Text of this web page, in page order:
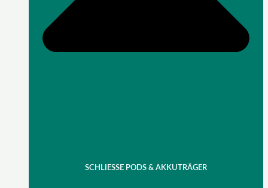
SCHLIESSE PODS & AKKUTRÄGER